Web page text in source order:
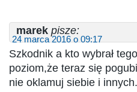
marek pisze:
24 marca 2016 o 09:17
Szkodnik a kto wybrał
poziom,że teraz się
nie oklamuj siebie i